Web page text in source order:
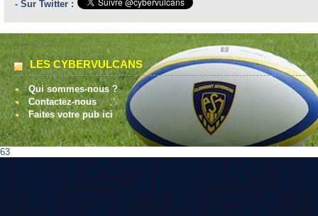
- Sur Twitter :
LES CYBERVULCANS
Qui sommes-nous ?
Contactez-nous
Faites votre pub ici
63